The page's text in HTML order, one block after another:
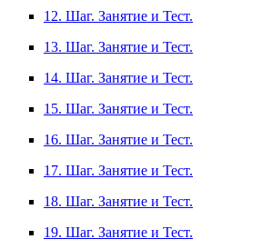
12. Шаг. Занятие и Тест.
13. Шаг. Занятие и Тест.
14. Шаг. Занятие и Тест.
15. Шаг. Занятие и Тест.
16. Шаг. Занятие и Тест.
17. Шаг. Занятие и Тест.
18. Шаг. Занятие и Тест.
19. Шаг. Занятие и Тест.